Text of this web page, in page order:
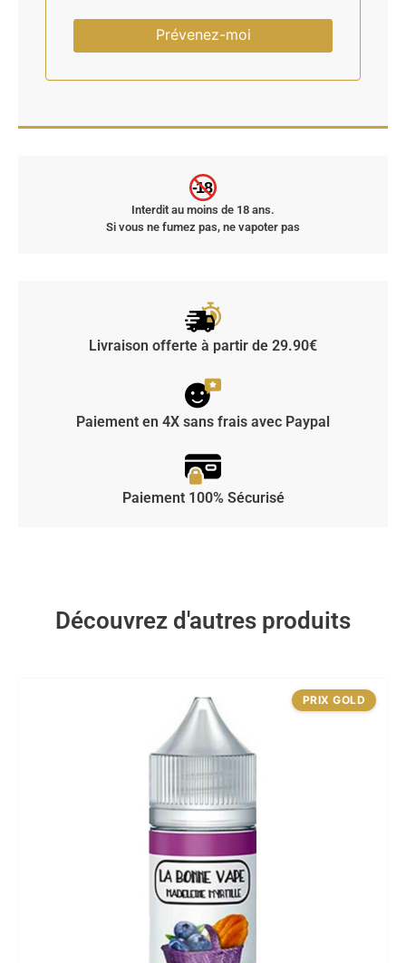
Prévenez-moi
-18
Interdit au moins de 18 ans.
Si vous ne fumez pas, ne vapoter pas
Livraison offerte à partir de 29.90€
Paiement en 4X sans frais avec Paypal
Paiement 100% Sécurisé
Découvrez d'autres produits
PRIX GOLD